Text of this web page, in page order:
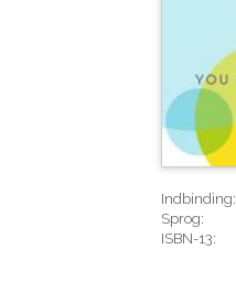
Indbinding:
Sprog:
ISBN-13: